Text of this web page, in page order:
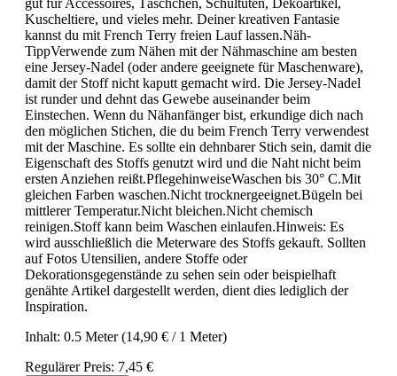
Kuscheltiere, und vieles mehr. Deiner kreativen Fantasie
kannst du mit French Terry freien Lauf lassen.Näh-
TippVerwende zum Nähen mit der Nähmaschine am besten
eine Jersey-Nadel (oder andere geeignete für Maschenware),
damit der Stoff nicht kaputt gemacht wird. Die Jersey-Nadel
ist runder und dehnt das Gewebe auseinander beim
Einstechen. Wenn du Nähanfänger bist, erkundige dich nach
den möglichen Stichen, die du beim French Terry verwendest
mit der Maschine. Es sollte ein dehnbarer Stich sein, damit die
Eigenschaft des Stoffs genutzt wird und die Naht nicht beim
ersten Anziehen reißt.PflegehinweiseWaschen bis 30° C.Mit
gleichen Farben waschen.Nicht trocknergeeignet.Bügeln bei
mittlerer Temperatur.Nicht bleichen.Nicht chemisch
reinigen.Stoff kann beim Waschen einlaufen.Hinweis: Es
wird ausschließlich die Meterware des Stoffs gekauft. Sollten
auf Fotos Utensilien, andere Stoffe oder
Dekorationsgegenstände zu sehen sein oder beispielhaft
genähte Artikel dargestellt werden, dient dies lediglich der
Inspiration.
Inhalt: 0.5 Meter(14,90 € / 1 Meter)
Regulärer Preis: 7,45 €